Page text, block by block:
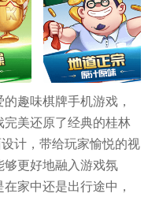
趣味棋牌手机游戏，
美还原了经典的桂林
计，带给玩家愉悦的视
够更好地融入游戏氛
家中还是出行途中，